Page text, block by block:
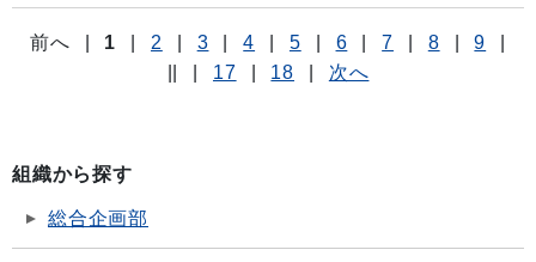
前へ 1 2 3 4 5 6 7 8 9
17 18 次へ
組織から探す
総合企画部